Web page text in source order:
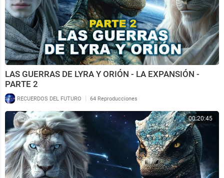
LAS GUERRAS DE LYRA Y ORIÓN - LA EXPANSIÓN -
PARTE 2
RECUERDOS DEL FUTURO | 64 Reproducciones
00:20:45